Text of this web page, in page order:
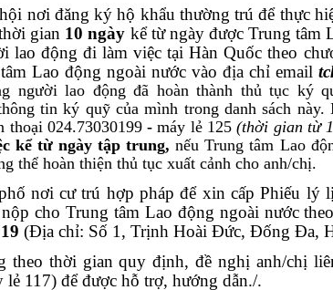
nơi đăng ký hộ khẩu thường trú để thực
gian 10 ngày kể từ ngày được Trung tâm
động đi làm việc tại Hàn Quốc theo
Lao động ngoài nước vào địa chỉ email
người lao động đã hoàn thành thủ tục ký
tin ký quỹ của mình trong danh sách này.
thoại 024.73030199- máy lẻ 125(thời gian từ
kể từ ngày tập trung,nếu Trung tâm Lao
thể hoàn thiện thủ tục xuất cảnh cho anh/chị.
nơi cư trú hợp pháp để xin cấp Phiếu lý
cho Trung tâm Lao động ngoài nước
(Địa chỉ: Số 1, Trịnh Hoài Đức, Đống Đa,
theo thời gian quy định, đề nghị anh/chị
117) để được hỗ trợ, hướng dẫn./.